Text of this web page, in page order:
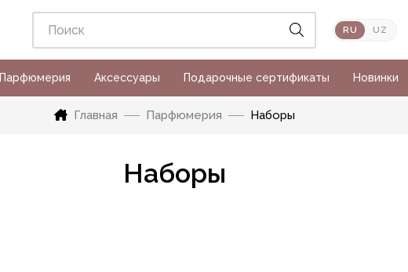
RU UZ
Парфюмерия Аксессуары Подарочные сертификаты Новинки
Главная Парфюмерия Наборы
Наборы